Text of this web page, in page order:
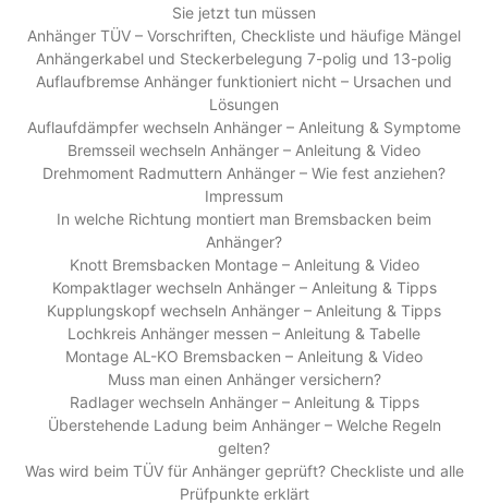
Sie jetzt tun müssen
Anhänger TÜV – Vorschriften, Checkliste und häufige Mängel
Anhängerkabel und Steckerbelegung 7-polig und 13-polig
Auflaufbremse Anhänger funktioniert nicht – Ursachen und
Lösungen
Auflaufdämpfer wechseln Anhänger – Anleitung & Symptome
Bremsseil wechseln Anhänger – Anleitung & Video
Drehmoment Radmuttern Anhänger – Wie fest anziehen?
Impressum
In welche Richtung montiert man Bremsbacken beim
Anhänger?
Knott Bremsbacken Montage – Anleitung & Video
Kompaktlager wechseln Anhänger – Anleitung & Tipps
Kupplungskopf wechseln Anhänger – Anleitung & Tipps
Lochkreis Anhänger messen – Anleitung & Tabelle
Montage AL-KO Bremsbacken – Anleitung & Video
Muss man einen Anhänger versichern?
Radlager wechseln Anhänger – Anleitung & Tipps
Überstehende Ladung beim Anhänger – Welche Regeln
gelten?
Was wird beim TÜV für Anhänger geprüft? Checkliste und alle
Prüfpunkte erklärt